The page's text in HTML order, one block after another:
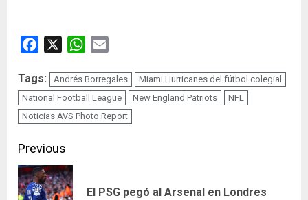
Facebook WhatsApp
Tags: Andrés Borregales
Miami Hurricanes del fútbol colegial
National Football League
New England Patriots
NFL
Noticias AVS Photo Report
Continue
Reading
Previous
El PSG pegó al Arsenal en Londres